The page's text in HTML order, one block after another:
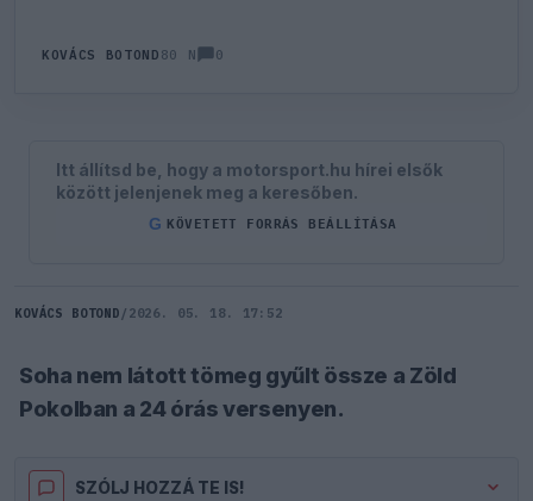
KOVÁCS BOTOND 80 N 0
Itt állítsd be, hogy a motorsport.hu hírei elsők
között jelenjenek meg a keresőben.
G KÖVETETT FORRÁS BEÁLLÍTÁSA
KOVÁCS BOTOND / 2026. 05. 18. 17:52
Soha nem látott tömeg gyűlt össze a Zöld
Pokolban a 24 órás versenyen.
SZÓLJ HOZZÁ TE IS!